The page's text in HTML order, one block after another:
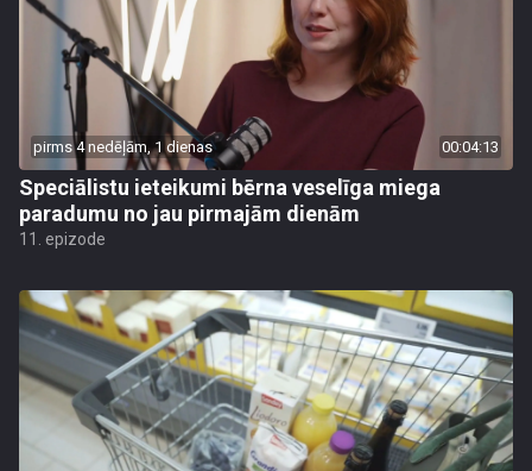
pirms 4 nedēļām, 1 dienas 00:04:13
Speciālistu ieteikumi bērna veselīga miega
paradumu no jau pirmajām dienām
11. epizode